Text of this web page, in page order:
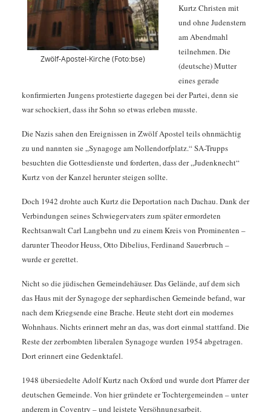
Zwölf-Apostel-Kirche (Foto:bse)
Kurtz Christen mit
und ohne Judenstern
am Abendmahl
teilnehmen. Die
(deutsche) Mutter
eines gerade
konfirmierten Jungens protestierte dagegen bei der Partei, denn sie
war schockiert, dass ihr Sohn so etwas erleben musste.
Die Nazis sahen den Ereignissen in Zwölf Apostel teils ohnmächtig
zu und nannten sie „Synagoge am Nollendorfplatz.“ SA-Trupps
besuchten die Gottesdienste und forderten, dass der „Judenknecht“
Kurtz von der Kanzel herunter steigen sollte.
Doch 1942 drohte auch Kurtz die Deportation nach Dachau. Dank der
Verbindungen seines Schwiegervaters zum später ermordeten
Rechtsanwalt Carl Langbehn und zu einem Kreis von Prominenten –
darunter Theodor Heuss, Otto Dibelius, Ferdinand Sauerbruch –
wurde er gerettet.
Nicht so die jüdischen Gemeindehäuser. Das Gelände, auf dem sich
das Haus mit der Synagoge der sephardischen Gemeinde befand, war
nach dem Kriegsende eine Brache. Heute steht dort ein modernes
Wohnhaus. Nichts erinnert mehr an das, was dort einmal stattfand. Die
Reste der zerbombten liberalen Synagoge wurden 1954 abgetragen.
Dort erinnert eine Gedenktafel.
1948 übersiedelte Adolf Kurtz nach Oxford und wurde dort Pfarrer der
deutschen Gemeinde. Von hier gründete er Tochtergemeinden – unter
anderem in Coventry – und leistete Versöhnungsarbeit.